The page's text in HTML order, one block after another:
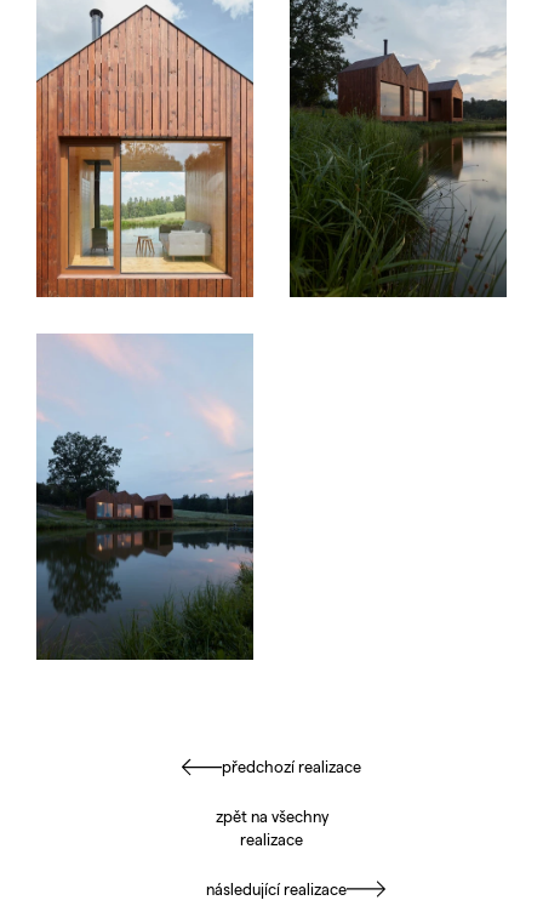
předchozí realizace
zpět na všechny
realizace
následující realizace